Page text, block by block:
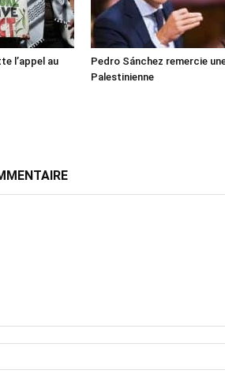
l’appel au
Pedro Sánchez remercie
Palestinienne